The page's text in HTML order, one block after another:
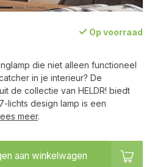
Op voorraad
die niet alleen functioneel
in je interieur? De
de collectie van HELDR! biedt
lichts design lamp is een
meer.
aan winkelwagen